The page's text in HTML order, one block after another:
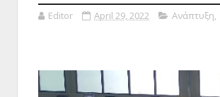
Editor April 29, 2022 Ανάπτυξη,